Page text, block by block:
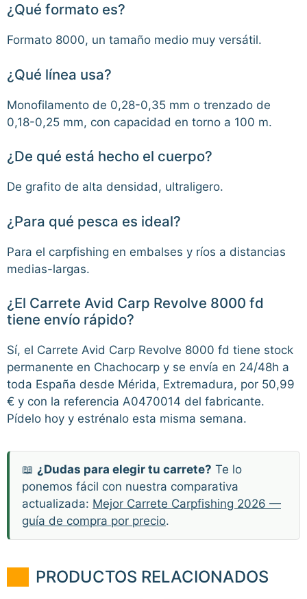
¿Qué formato es?
Formato 8000, un tamaño medio muy versátil.
¿Qué línea usa?
Monofilamento de 0,28-0,35 mm o trenzado de
0,18-0,25 mm, con capacidad en torno a 100 m.
¿De qué está hecho el cuerpo?
De grafito de alta densidad, ultraligero.
¿Para qué pesca es ideal?
Para el carpfishing en embalses y ríos a distancias
medias-largas.
¿El Carrete Avid Carp Revolve 8000 fd
tiene envío rápido?
Sí, el Carrete Avid Carp Revolve 8000 fd tiene stock
permanente en Chachocarp y se envía en 24/48h a
toda España desde Mérida, Extremadura, por 50,99
€ y con la referencia A0470014 del fabricante.
Pídelo hoy y estrénalo esta misma semana.
📖 ¿Dudas para elegir tu carrete? Te lo
ponemos fácil con nuestra comparativa
actualizada: Mejor Carrete Carpfishing 2026 —
guía de compra por precio.
PRODUCTOS RELACIONADOS